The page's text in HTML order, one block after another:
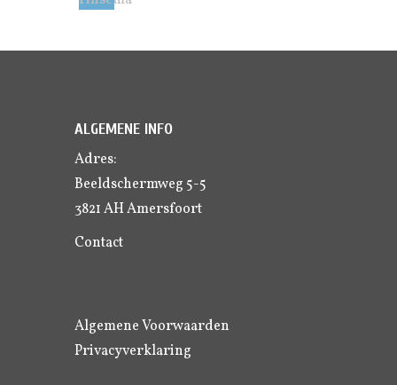
ALGEMENE INFO
Adres:
Beeldschermweg 5-5
3821 AH Amersfoort
Contact
Algemene Voorwaarden
Privacyverklaring